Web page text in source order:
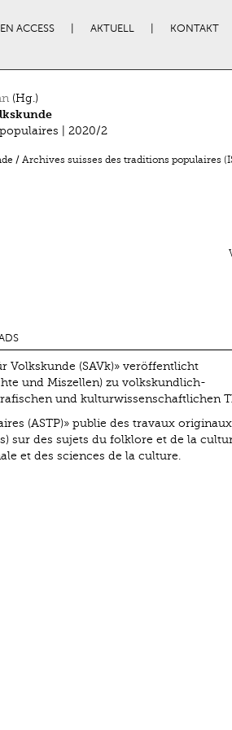
ACCESS AKTUELL KONTAKT
(Hg.)
| 2020/2
/ Archives suisses des traditions populaires
Volkskunde (SAVk)» veröffentlicht
und Miszellen) zu volkskundlich-
und kulturwissenschaftlichen
(ASTP)» publie des travaux
sur des sujets du folklore et de la
et des sciences de la culture.